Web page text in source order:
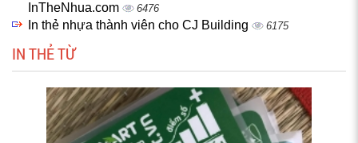
InTheNhua.com
6476
In thẻ nhựa thành viên cho CJ Building 6175
IN THẺ TỪ